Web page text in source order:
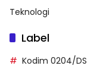
Teknologi
Label
Kodim 0204/DS